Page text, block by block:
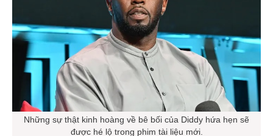
Những sự thật kinh hoàng về bê bối của Diddy hứa hẹn sẽ
được hé lộ trong phim tài liệu mới.